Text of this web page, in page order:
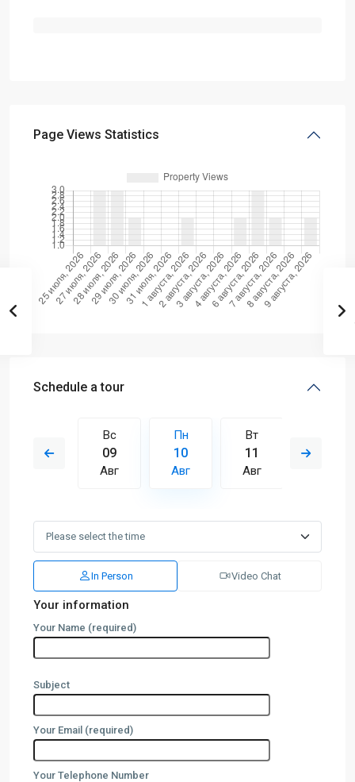
Page Views Statistics
Schedule a tour
18
Вс
09
Авг
Пн
10
Авг
Вт
11
Авг
In Person Video Chat
Your information
Your Name (required)
Subject
Your Email (required)
Your Telephone Number